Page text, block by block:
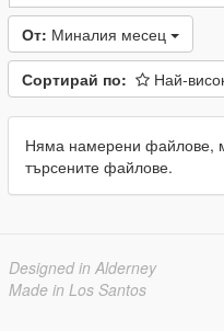
От: Миналия месец
Сортирай по: Най-
Няма намерени файлове,
търсените файлове.
Designed in Alderney
Made in Los Santos